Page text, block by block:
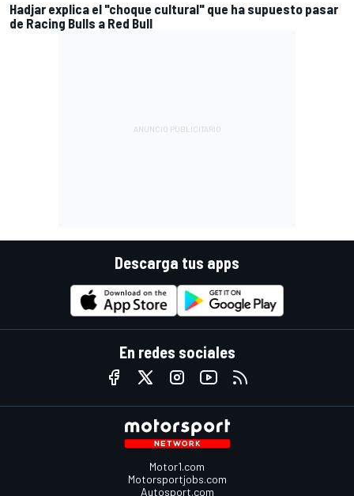
Hadjar explica el "choque cultural" que ha supuesto pasar
de Racing Bulls a Red Bull
Descarga tus apps
En redes sociales
Motor1.com
Motorsportjobs.com
Autosport.com